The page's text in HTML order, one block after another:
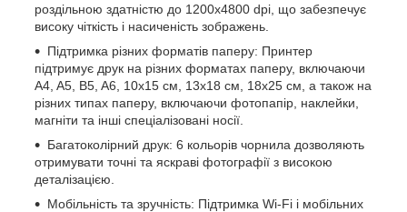
роздільною здатністю до 1200x4800 dpi, що забезпечує
високу чіткість і насиченість зображень.
Підтримка різних форматів паперу: Принтер
підтримує друк на різних форматах паперу, включаючи
A4, A5, B5, A6, 10x15 см, 13x18 см, 18x25 см, а також на
різних типах паперу, включаючи фотопапір, наклейки,
магніти та інші спеціалізовані носії.
Багатоколірний друк: 6 кольорів чорнила дозволяють
отримувати точні та яскраві фотографії з високою
деталізацією.
Мобільність та зручність: Підтримка Wi-Fi і мобільних